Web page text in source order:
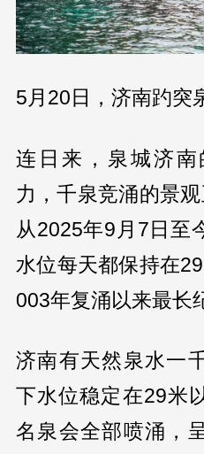
5月20日，济南趵突
连日来，泉城济
力，千泉竞涌的景观
从2025年9月7日至
水位每天都保持在
003年复涌以来最长
济南有天然泉水一
下水位稳定在29米
名泉会全部喷涌，